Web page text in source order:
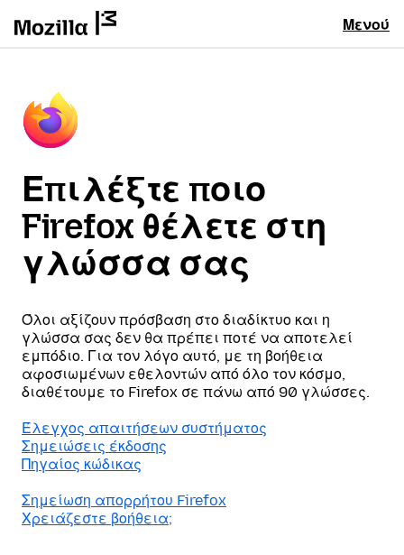
Μενού
Επιλέξτε ποιο
Firefox θέλετε στη
γλώσσα σας
Όλοι αξίζουν πρόσβαση στο διαδίκτυο και η
γλώσσα σας δεν θα πρέπει ποτέ να αποτελεί
εμπόδιο. Για τον λόγο αυτό, με τη βοήθεια
αφοσιωμένων εθελοντών από όλο τον κόσμο,
διαθέτουμε το Firefox σε πάνω από 90 γλώσσες.
Έλεγχος απαιτήσεων συστήματος
Σημειώσεις έκδοσης
Πηγαίος κώδικας
Σημείωση απορρήτου Firefox
Χρειάζεστε βοήθεια;